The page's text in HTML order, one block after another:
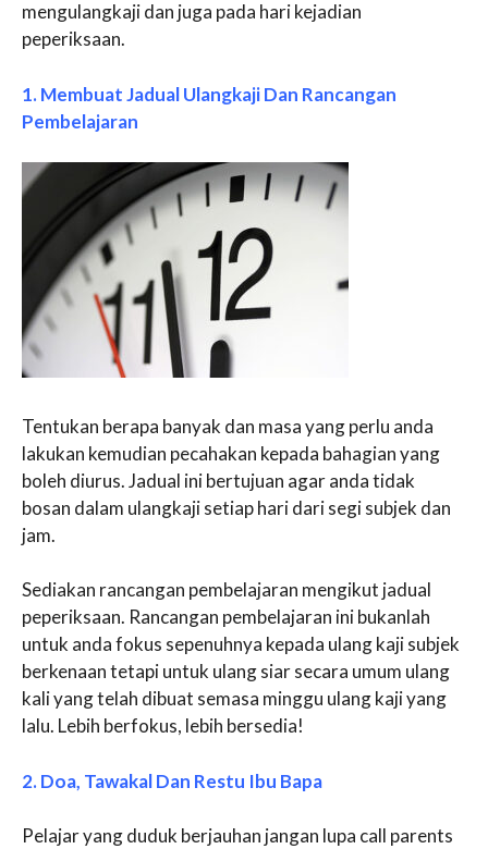
mengulangkaji dan juga pada hari kejadian
peperiksaan.
1. Membuat Jadual Ulangkaji Dan Rancangan
Pembelajaran
Tentukan berapa banyak dan masa yang perlu anda
lakukan kemudian pecahakan kepada bahagian yang
boleh diurus. Jadual ini bertujuan agar anda tidak
bosan dalam ulangkaji setiap hari dari segi subjek dan
jam.
Sediakan rancangan pembelajaran mengikut jadual
peperiksaan. Rancangan pembelajaran ini bukanlah
untuk anda fokus sepenuhnya kepada ulang kaji subjek
berkenaan tetapi untuk ulang siar secara umum ulang
kali yang telah dibuat semasa minggu ulang kaji yang
lalu. Lebih berfokus, lebih bersedia!
2. Doa, Tawakal Dan Restu Ibu Bapa
Pelajar yang duduk berjauhan jangan lupa call parents